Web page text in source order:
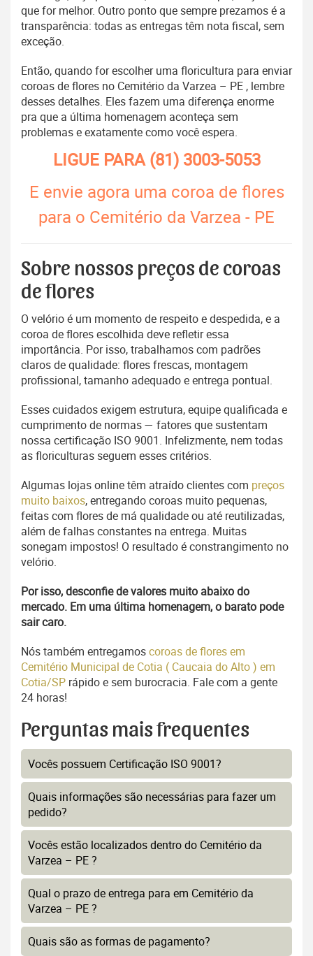
que for melhor. Outro ponto que sempre prezamos é a
transparência: todas as entregas têm nota fiscal, sem
exceção.
Então, quando for escolher uma floricultura para enviar
coroas de flores no Cemitério da Varzea – PE , lembre
desses detalhes. Eles fazem uma diferença enorme
pra que a última homenagem aconteça sem
problemas e exatamente como você espera.
LIGUE PARA(81) 3003-5053
E envie agora uma coroa de flores
para o Cemitério da Varzea - PE
Sobre nossos preços de coroas
de flores
O velório é um momento de respeito e despedida, e a
coroa de flores escolhida deve refletir essa
importância. Por isso, trabalhamos com padrões
claros de qualidade: flores frescas, montagem
profissional, tamanho adequado e entrega pontual.
Esses cuidados exigem estrutura, equipe qualificada e
cumprimento de normas — fatores que sustentam
nossa certificação ISO 9001. Infelizmente, nem todas
as floriculturas seguem esses critérios.
Algumas lojas online têm atraído clientes com preços
muito baixos, entregando coroas muito pequenas,
feitas com flores de má qualidade ou até reutilizadas,
além de falhas constantes na entrega. Muitas
sonegam impostos! O resultado é constrangimento no
velório.
Por isso, desconfie de valores muito abaixo do
mercado. Em uma última homenagem, o barato pode
sair caro.
Nós também entregamoscoroas de flores em
Cemitério Municipal de Cotia ( Caucaia do Alto ) em
Cotia/SP rápido e sem burocracia. Fale com a gente
24 horas!
Perguntas mais frequentes
Vocês possuem Certificação ISO 9001?
Quais informações são necessárias para fazer um
pedido?
Vocês estão localizados dentro do Cemitério da
Varzea – PE ?
Qual o prazo de entrega para em Cemitério da
Varzea – PE ?
Quais são as formas de pagamento?